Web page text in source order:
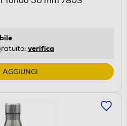
verifica
AGGIUNGI